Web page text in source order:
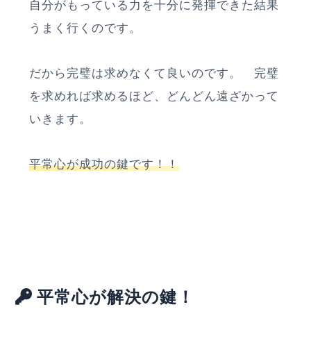
自分がもっている力を十分に発揮できた結果
うまく行くのです。
だから完璧は求めなくて良いのです。 完璧
を求めれば求めるほど、どんどん遠ざかって
いきます。
平常心が成功の鍵です！！
平常心が解決の鍵！